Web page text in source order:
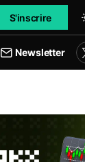
S'inscrire
Newsletter